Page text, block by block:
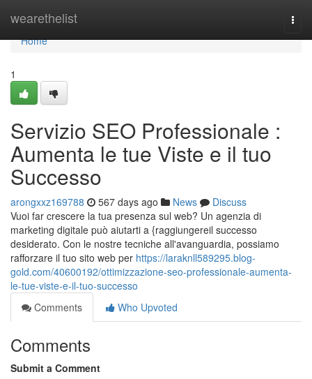
wearethelist
Home
Home
1
Servizio SEO Professionale :
Aumenta le tue Viste e il tuo
Successo
arongxxz169788 567 days ago News
Discuss
Vuoi far crescere la tua presenza sul web? Un agenzia di
marketing digitale può aiutarti a {raggiungereil successo
desiderato. Con le nostre tecniche all'avanguardia, possiamo
rafforzare il tuo sito web per https://laraknll589295.blog-
gold.com/40600192/ottimizzazione-seo-professionale-aumenta-
le-tue-viste-e-il-tuo-successo
Comments
Who Upvoted
Comments
Submit a Comment